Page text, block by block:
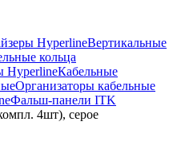
HyperlineВертикальные
кольца
HyperlineКабельные
Организаторы кабельные
Фальш-панели ITK
4шт), серое